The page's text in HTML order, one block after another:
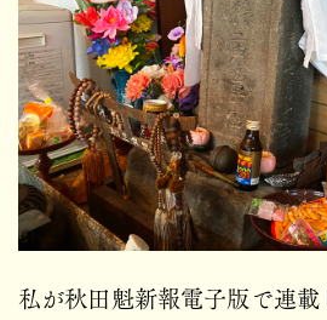
私が秋田魁新報電子版で連